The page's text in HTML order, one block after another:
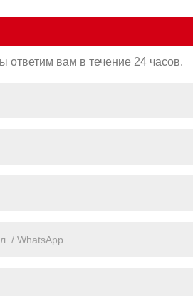
ответим вам в течение 24 часов.